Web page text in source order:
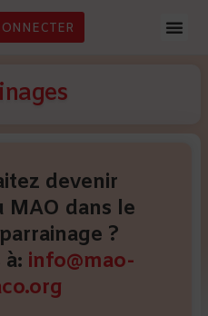
devenir
MAO dans le
?
info@mao-